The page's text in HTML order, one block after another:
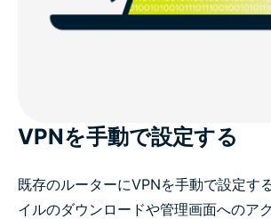
VPNを手動で設定する
既存のルーターにVPNを手動で設定す
イルのダウンロードや管理画面へのア